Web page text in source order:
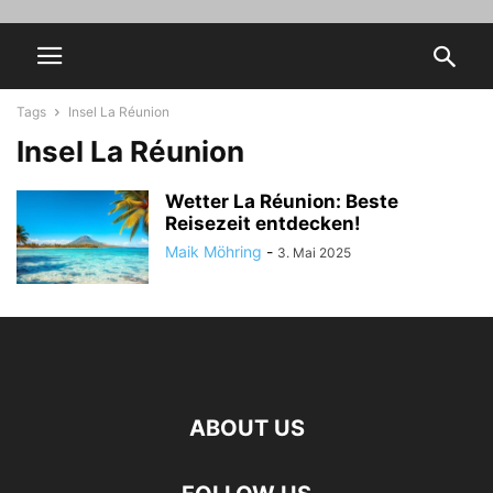
Tags Insel La Réunion
Insel La Réunion
Wetter La Réunion: Beste
Reisezeit entdecken!
Maik Möhring - 3. Mai 2025
ABOUT US